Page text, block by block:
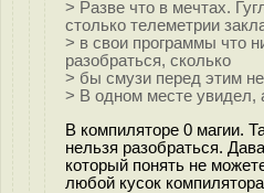
> Разве что в мечтах.
столько телеметрии
> в свои программы что
разобраться, сколько
> бы смузи перед этим
> В одном месте увидел,
В компиляторе 0 магии.
нельзя разобраться.
который понять не
любой кусок